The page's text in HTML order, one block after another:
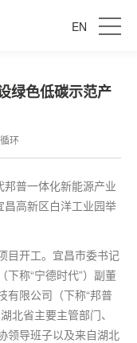
EN
绿色低碳示范产
环
普一体化新能源产业
昌高新区白洋工业园举
目开工。宜昌市委书记
称“宁德时代”）副董
有限公司（下称“邦普
北省主要主管部门、
领导班子以及来自湖北